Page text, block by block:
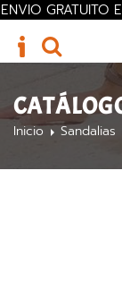
ENVIO GRATUITO
Inicio Sandalias